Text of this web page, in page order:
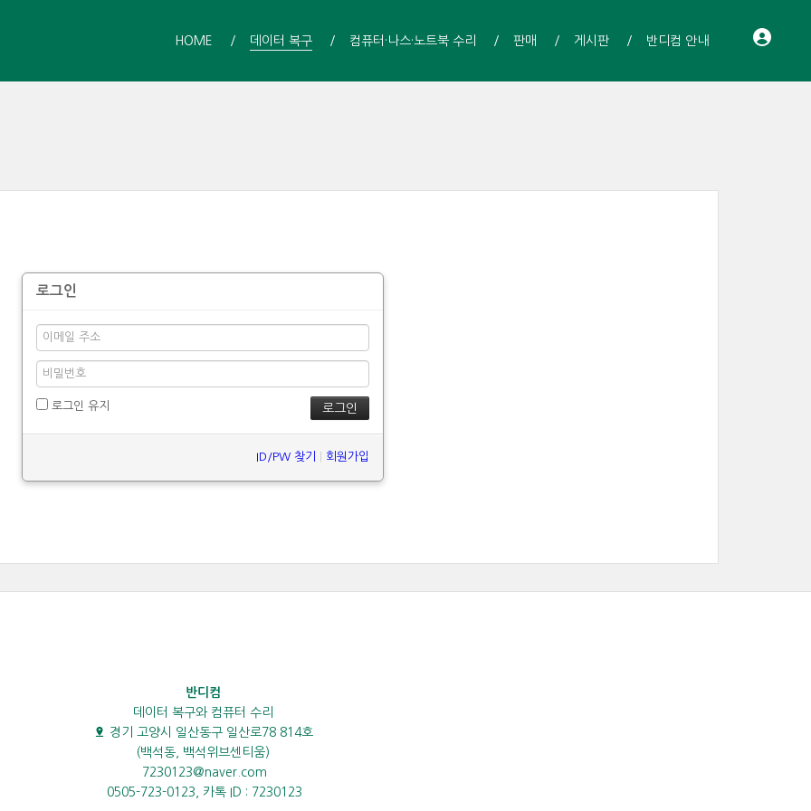
HOME 데이터 복구 컴퓨터·나스·노트북 수리 판매 게시판 반디컴 안내
로그인
로그인 유지
ID/PW 찾기 회원가입
반디컴
데이터 복구와 컴퓨터 수리
경기 고양시 일산동구 일산로78 814호
(백석동, 백석위브센티움)
7230123@naver.com
0505-723-0123, 카톡 ID : 7230123